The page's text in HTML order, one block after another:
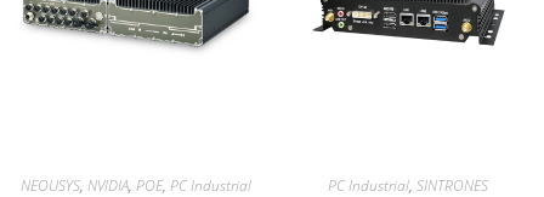
NEOUSYS, NVIDIA, POE, PC Industrial PC Industrial, SINTRONES